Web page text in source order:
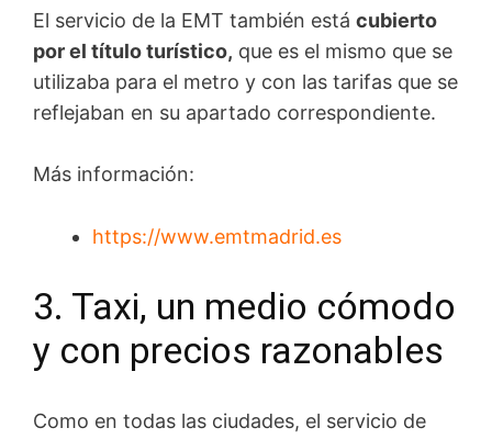
El servicio de la EMT también está cubierto
por el título turístico, que es el mismo que se
utilizaba para el metro y con las tarifas que se
reflejaban en su apartado correspondiente.
Más información:
https://www.emtmadrid.es
3. Taxi, un medio cómodo
y con precios razonables
Como en todas las ciudades, el servicio de